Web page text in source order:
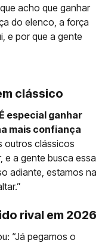
que acho que ganhar
do elenco, a força
e por que a gente
clássico
É especial ganhar
mais confiança
outros clássicos
e a gente busca essa
adiante, estamos na
rival em 2026
“Já pegamos o